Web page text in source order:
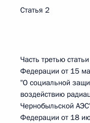
Статья 2
Часть третью
Федерации от 15
"О социальной
воздействию
Чернобыльской
Федерации от 18